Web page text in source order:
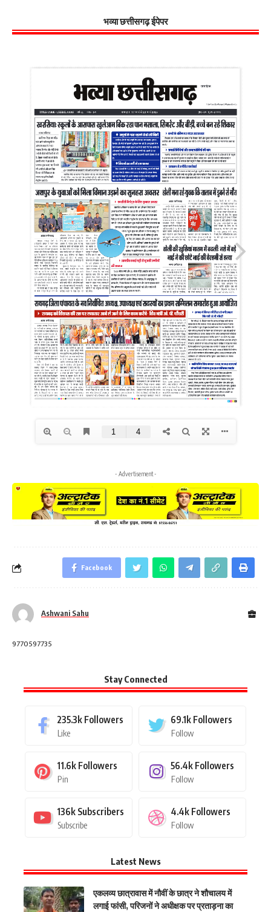
भव्या छत्तीसगढ़ ईपेपर
- Advertisement -
Facebook
Ashwani Sahu
9770597735
Stay Connected
235.3k Followers
Like
69.1k Followers
Follow
11.6k Followers
Pin
56.4k Followers
Follow
136k Subscribers
Subscribe
4.4k Followers
Follow
Latest News
एकलव्य छात्रावास में नौवीं के छात्र ने शौचालय में
लगाई फांसी, परिजनों ने अधीक्षक पर प्रताड़ना का